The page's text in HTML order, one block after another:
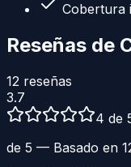
Cobertura
Reseñas de
12 reseñas
3.7
4 de
de 5 — Basado en